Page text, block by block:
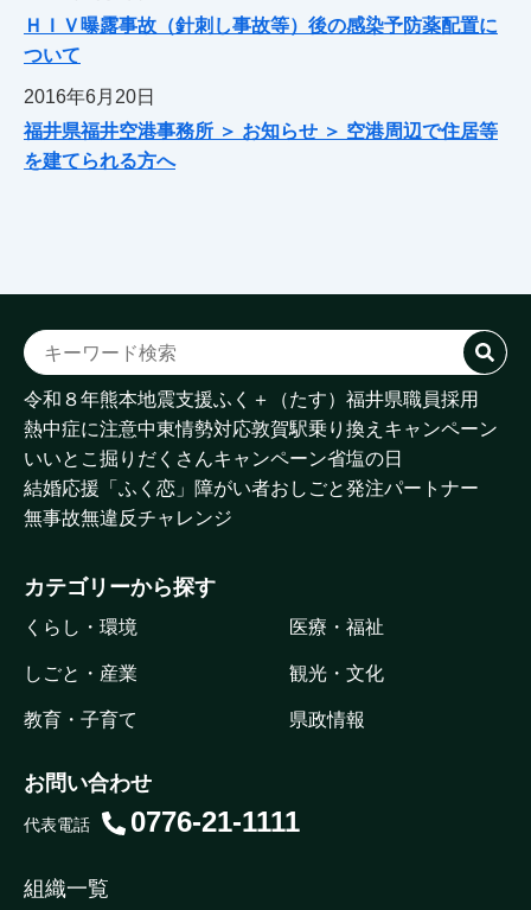
ＨＩＶ曝露事故（針刺し事故等）後の感染予防薬配置に
ついて
2016年6月20日
福井県福井空港事務所 ＞ お知らせ ＞ 空港周辺で住居等
を建てられる方へ
令和８年熊本地震支援ふく＋（たす） 福井県職員採用
熱中症に注意中東情勢対応敦賀駅乗り換えキャンペーン
いいとこ掘りだくさんキャンペーン省塩の日
結婚応援「ふく恋」 障がい者おしごと発注パートナー
無事故無違反チャレンジ
カテゴリーから探す
くらし・環境 医療・福祉
しごと・産業 観光・文化
教育・子育て 県政情報
お問い合わせ
代表電話 0776-21-1111
組織一覧